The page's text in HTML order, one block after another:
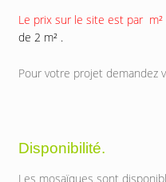
Le prix sur le site est par m²
de 2 m² .
Pour votre projet demandez
Disponibilité.
Les mosaïques sont